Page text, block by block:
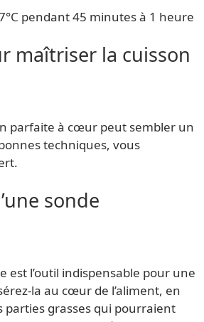
pendant 45 minutes à 1 heure
maîtriser la cuisson
parfaite à cœur peut sembler un
techniques, vous
sonde
est l’outil indispensable pour une
la au cœur de l’aliment, en
parties grasses qui pourraient